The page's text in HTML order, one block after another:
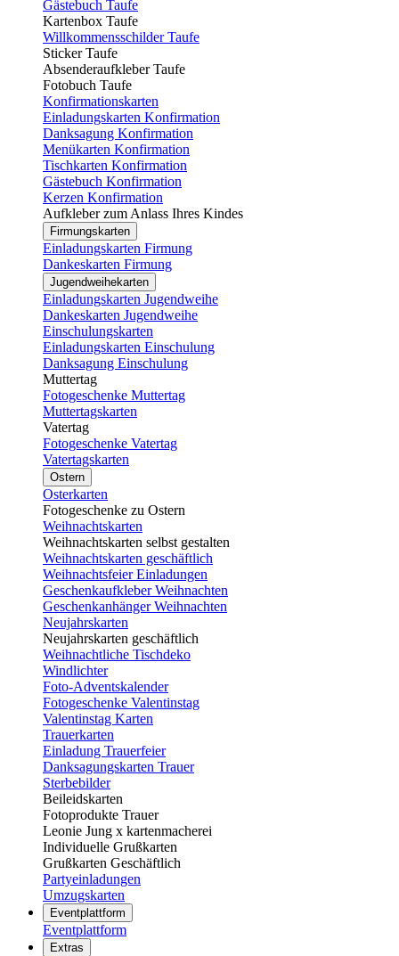
Gästebuch Taufe
Kartenbox Taufe
Willkommensschilder Taufe
Sticker Taufe
Absenderaufkleber Taufe
Fotobuch Taufe
Konfirmationskarten
Einladungskarten Konfirmation
Danksagung Konfirmation
Menükarten Konfirmation
Tischkarten Konfirmation
Gästebuch Konfirmation
Kerzen Konfirmation
Aufkleber zum Anlass Ihres Kindes
Firmungskarten
Einladungskarten Firmung
Dankeskarten Firmung
Jugendweihekarten
Einladungskarten Jugendweihe
Dankeskarten Jugendweihe
Einschulungskarten
Einladungskarten Einschulung
Danksagung Einschulung
Muttertag
Fotogeschenke Muttertag
Muttertagskarten
Vatertag
Fotogeschenke Vatertag
Vatertagskarten
Ostern
Osterkarten
Fotogeschenke zu Ostern
Weihnachtskarten
Weihnachtskarten selbst gestalten
Weihnachtskarten geschäftlich
Weihnachtsfeier Einladungen
Geschenkaufkleber Weihnachten
Geschenkanhänger Weihnachten
Neujahrskarten
Neujahrskarten geschäftlich
Weihnachtliche Tischdeko
Windlichter
Foto-Adventskalender
Fotogeschenke Valentinstag
Valentinstag Karten
Trauerkarten
Einladung Trauerfeier
Danksagungskarten Trauer
Sterbebilder
Beileidskarten
Fotoprodukte Trauer
Leonie Jung x kartenmacherei
Individuelle Grußkarten
Grußkarten Geschäftlich
Partyeinladungen
Umzugskarten
Eventplattform
Eventplattform
Extras